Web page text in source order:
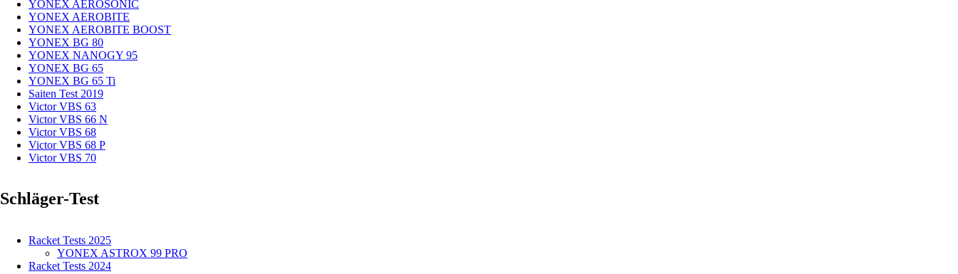
YONEX AEROSONIC
YONEX AEROBITE
YONEX AEROBITE BOOST
YONEX BG 80
YONEX NANOGY 95
YONEX BG 65
YONEX BG 65 Ti
Saiten Test 2019
Victor VBS 63
Victor VBS 66 N
Victor VBS 68
Victor VBS 68 P
Victor VBS 70
Schläger-Test
Racket Tests 2025
YONEX ASTROX 99 PRO
Racket Tests 2024